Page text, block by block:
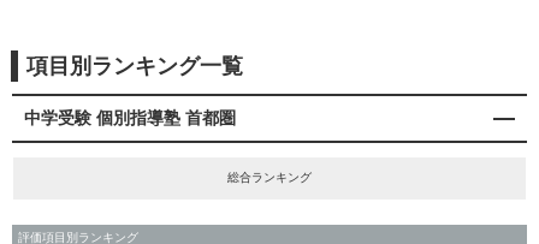
項目別ランキング一覧
中学受験 個別指導塾 首都圏
総合ランキング
評価項目別ランキング